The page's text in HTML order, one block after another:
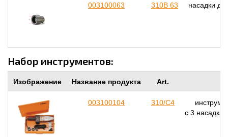
003100063 310B 63 насадки
Набор инструментов:
Изображение Название продукта Art.
003100104 310/C4
с 3